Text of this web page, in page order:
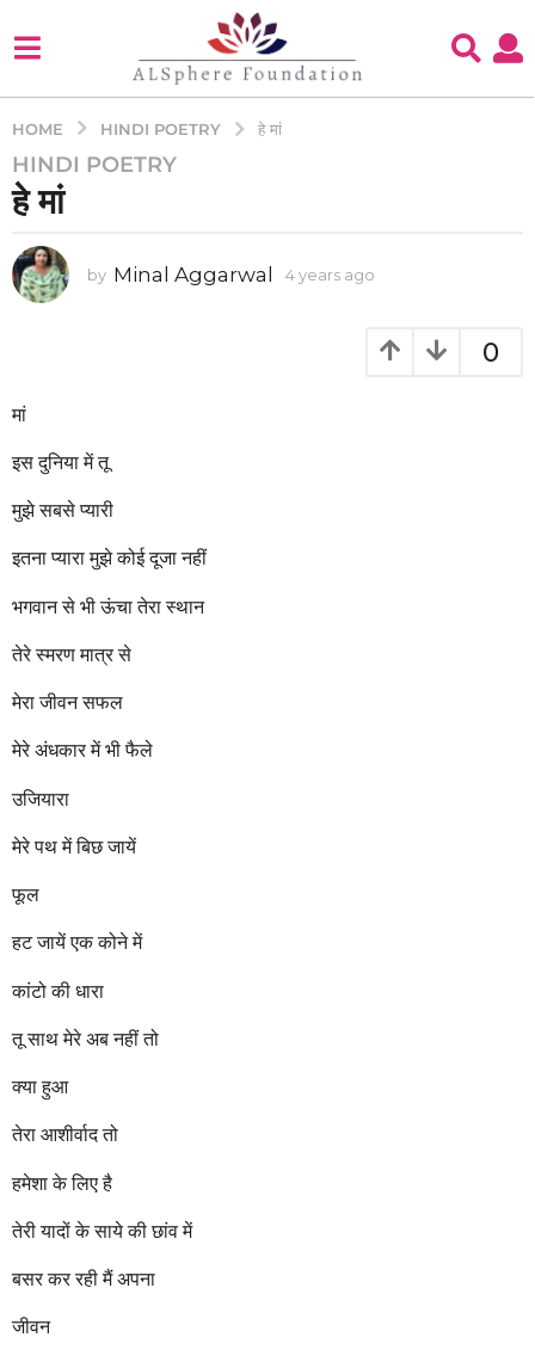
HOME HINDI POETRY हे मां
4
y
e
a
r
4
e
a
s
o
HINDI POETRY
हे मां
by Minal Aggarwal 4 years ago
a
0
मां
इस दुनिया में तू
मुझे सबसे प्यारी
इतना प्यारा मुझे कोई दूजा नहीं
भगवान से भी ऊंचा तेरा स्थान
तेरे स्मरण मात्र से
मेरा जीवन सफल
मेरे अंधकार में भी फैले
उजियारा
मेरे पथ में बिछ जायें
फूल
हट जायें एक कोने में
कांटो की धारा
तू साथ मेरे अब नहीं तो
क्या हुआ
तेरा आशीर्वाद तो
हमेशा के लिए है
तेरी यादों के साये की छांव में
बसर कर रही मैं अपना
जीवन